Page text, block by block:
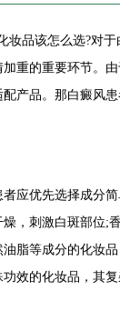
妆品该怎么选?对
重的重要环节。
产品。那白癜风
优先选择成分简
，刺激白斑部位;
脂等成分的化妆
效的化妆品，其复